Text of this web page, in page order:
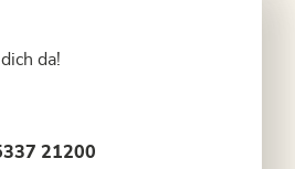
da!
21200